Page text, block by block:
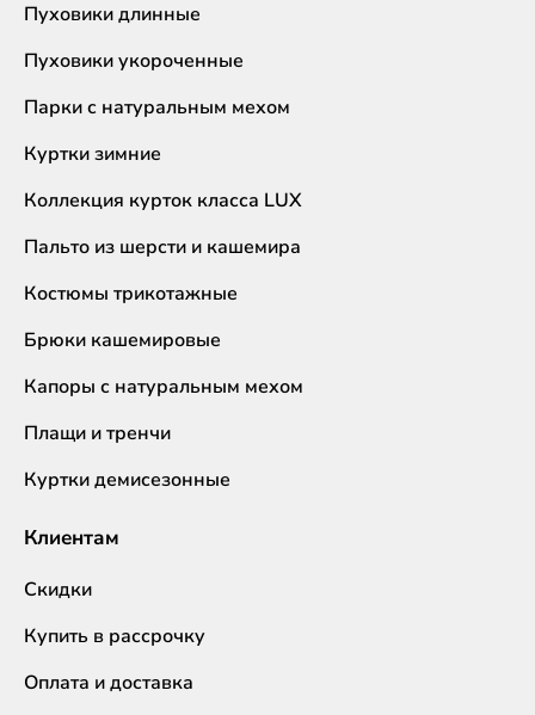
Пуховики длинные
Пуховики укороченные
Парки с натуральным мехом
Куртки зимние
Коллекция курток класса LUX
Пальто из шерсти и кашемира
Костюмы трикотажные
Брюки кашемировые
Капоры с натуральным мехом
Плащи и тренчи
Куртки демисезонные
Клиентам
Скидки
Купить в рассрочку
Оплата и доставка